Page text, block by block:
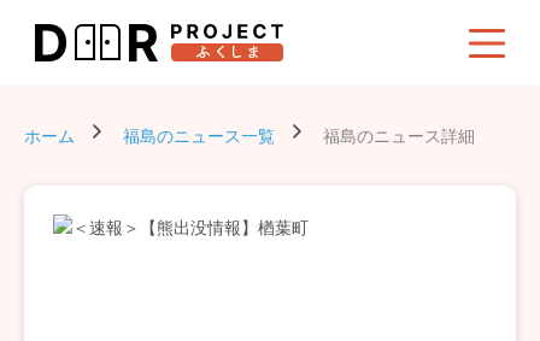
ホーム 福島のニュース一覧 福島のニュース詳細